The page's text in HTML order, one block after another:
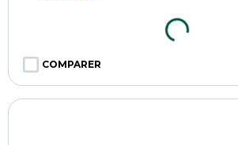
COMPARER